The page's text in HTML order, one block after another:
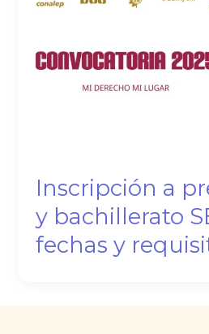
Inscripción a
y bachillerato
fechas y